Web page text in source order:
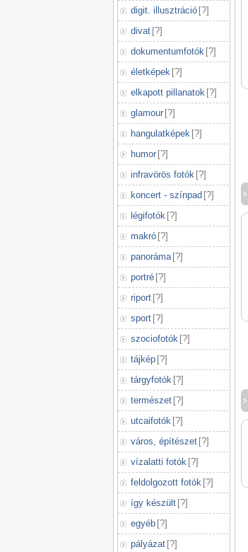
digit. illusztráció [?]
divat [?]
dokumentumfotók [?]
életképek [?]
elkapott pillanatok [?]
glamour [?]
hangulatképek [?]
humor [?]
infravörös fotók [?]
koncert - színpad [?]
légifotók [?]
makró [?]
panoráma [?]
portré [?]
riport [?]
sport [?]
szociofotók [?]
tájkép [?]
tárgyfotók [?]
természet [?]
utcaifotók [?]
város, építészet [?]
vízalatti fotók [?]
feldolgozott fotók [?]
így készült [?]
egyéb [?]
pályázat [?]